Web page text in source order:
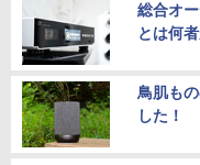
総合オ
とは何
鳥肌も
した！